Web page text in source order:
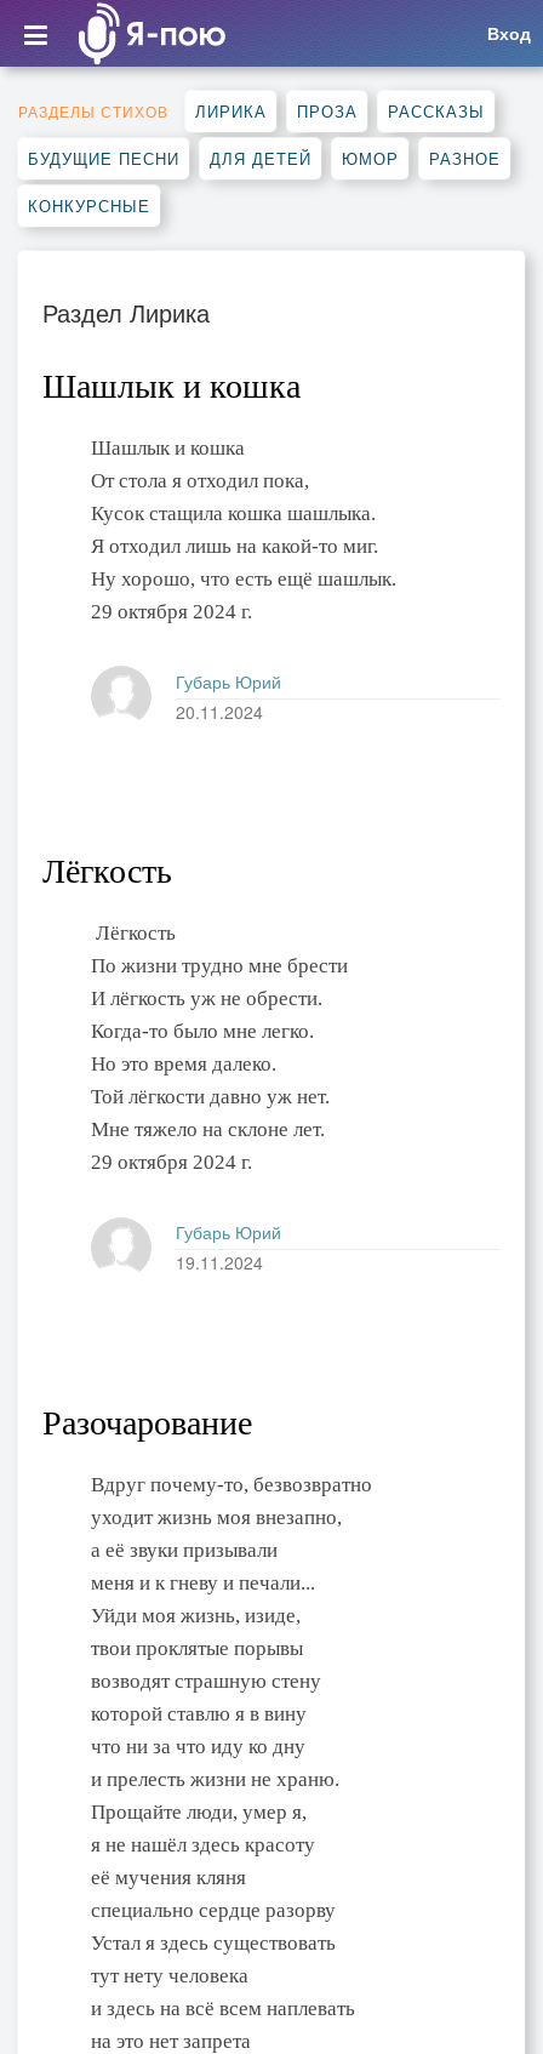
Вход
РАЗДЕЛЫ СТИХОВ ЛИРИКА ПРОЗА РАССКАЗЫ
БУДУЩИЕ ПЕСНИ ДЛЯ ДЕТЕЙ ЮМОР РАЗНОЕ
КОНКУРСНЫЕ
Раздел Лирика
Шашлык и кошка
Шашлык и кошка
От стола я отходил пока,
Кусок стащила кошка шашлыка.
Я отходил лишь на какой-то миг.
Ну хорошо, что есть ещё шашлык.
29 октября 2024 г.
Губарь Юрий
20.11.2024
Лёгкость
Лёгкость
По жизни трудно мне брести
И лёгкость уж не обрести.
Когда-то было мне легко.
Но это время далеко.
Той лёгкости давно уж нет.
Мне тяжело на склоне лет.
29 октября 2024 г.
Губарь Юрий
19.11.2024
Разочарование
Вдруг почему-то, безвозвратно
уходит жизнь моя внезапно,
а её звуки призывали
меня и к гневу и печали...
Уйди моя жизнь, изиде,
твои проклятые порывы
возводят страшную стену
которой ставлю я в вину
что ни за что иду ко дну
и прелесть жизни не храню.
Прощайте люди, умер я,
я не нашёл здесь красоту
её мучения кляня
специально сердце разорву
Устал я здесь существовать
тут нету человека
и здесь на всё всем наплевать
на это нет запрета